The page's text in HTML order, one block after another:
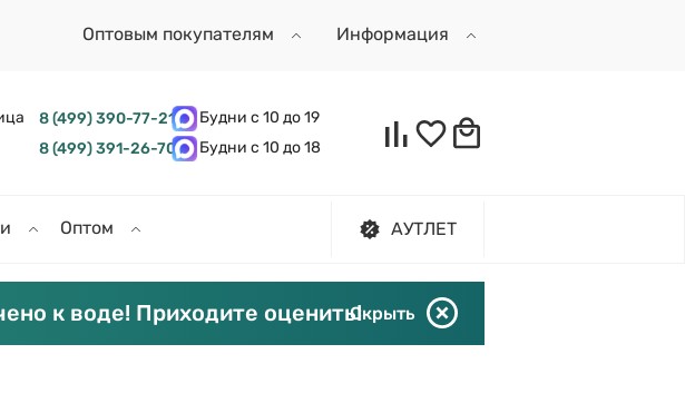
Оптовым покупателям Информация
8 (499) 390-77-21
Будни с 10 до 19
8 (499) 391-26-70 Будни с 10 до 18
Оптом АУТЛЕТ
к воде! Приходите оценить!Скрыть